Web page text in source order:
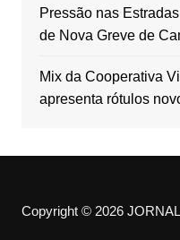
Pressão nas
de Nova Greve de
Mix da Cooperativa
apresenta rótulos
Copyright © 2026